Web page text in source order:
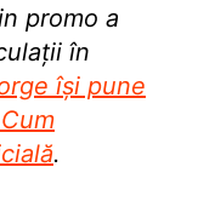
promo a
în
își pune
.